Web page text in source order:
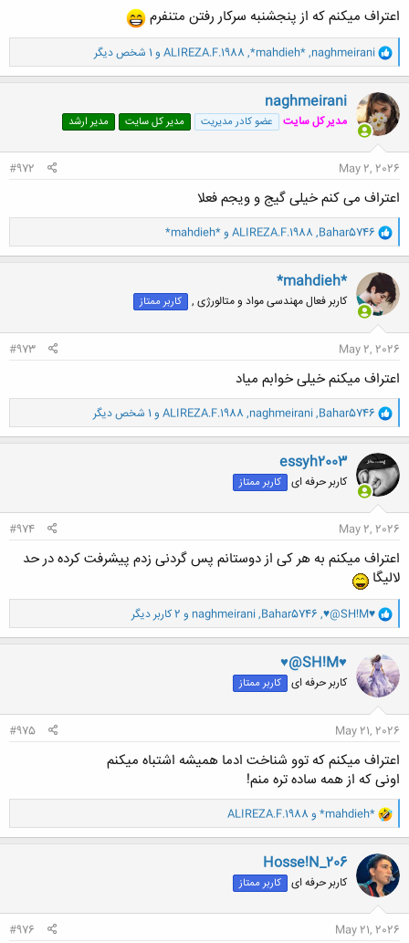
اعتراف میکنم که از پنجشنبه سرکار رفتن متنفرم
و
ا
ک
ن
ش
ه
ا
naghmeirani
,
*mahdieh*
,
ALIREZA.F.1988 و 1 شخص دیگر
naghmeirani
مدیر کل سایت عضو کادر مدیریت مدیر کل سایت مدیر ارشد
May 2, 2026
#972
اعتراف می کنم خیلی گیج و ویجم فعلا
و
ا
ک
ن
ش
ه
ا
Bahar5746
,
ALIREZA.F.1988 و*mahdieh*
*mahdieh*
کاربر فعال مهندسی مواد و متالورژی , کاربر ممتاز
May 2, 2026
#973
اعتراف میکنم خیلی خوابم میاد
و
ا
ک
ن
ش
ه
ا
Bahar5746
,
naghmeirani
,
ALIREZA.F.1988 و 1 شخص دیگر
essyh2003
کاربر حرفه ای کاربر ممتاز
May 2, 2026
#974
اعتراف میکنم به هر کی از دوستانم پس گردنی زدم پیشرفت کرده در حد
لالیگا
و
ا
ک
ن
ش
ه
ا
♥@SH!M♥
,
Bahar5746
,
naghmeirani و 2 کاربر دیگر
♥@SH!M♥
کاربر حرفه ای کاربر ممتاز
May 21, 2026
#975
اعتراف میکنم که توو شناخت ادما همیشه اشتباه میکنم
اونی که از همه ساده تره منم!
و
ا
ک
ن
ش
ه
ا
*mahdieh* و ALIREZA.F.1988
Hosse!N_206
کاربر حرفه ای کاربر ممتاز
May 21, 2026
#976